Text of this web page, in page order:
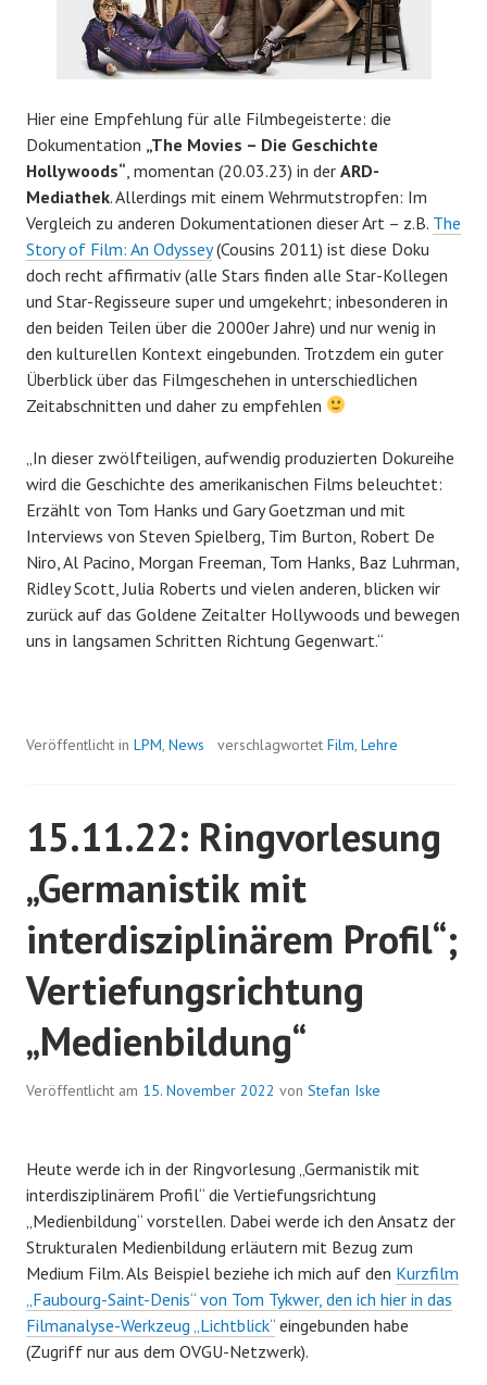
Hier eine Empfehlung für alle Filmbegeisterte: die
Dokumentation „The Movies – Die Geschichte
Hollywoods“ , momentan (20.03.23) in der ARD-
Mediathek. Allerdings mit einem Wehrmutstropfen: Im
Vergleich zu anderen Dokumentationen dieser Art – z.B. The
Story of Film: An Odyssey(Cousins 2011) ist diese Doku
doch recht affirmativ (alle Stars finden alle Star-Kollegen
und Star-Regisseure super und umgekehrt; inbesonderen in
den beiden Teilen über die 2000er Jahre) und nur wenig in
den kulturellen Kontext eingebunden. Trotzdem ein guter
Überblick über das Filmgeschehen in unterschiedlichen
Zeitabschnitten und daher zu empfehlen
„In dieser zwölfteiligen, aufwendig produzierten Dokureihe
wird die Geschichte des amerikanischen Films beleuchtet:
Erzählt von Tom Hanks und Gary Goetzman und mit
Interviews von Steven Spielberg, Tim Burton, Robert De
Niro, Al Pacino, Morgan Freeman, Tom Hanks, Baz Luhrman,
Ridley Scott, Julia Roberts und vielen anderen, blicken wir
zurück auf das Goldene Zeitalter Hollywoods und bewegen
uns in langsamen Schritten Richtung Gegenwart.“
Veröffentlicht in LPM, News verschlagwortet Film, Lehre
15.11.22: Ringvorlesung
„Germanistik mit
interdisziplinärem Profil“;
Vertiefungsrichtung
„Medienbildung“
Veröffentlicht am 15. November 2022 von Stefan Iske
Heute werde ich in der Ringvorlesung „Germanistik mit
interdisziplinärem Profil“ die Vertiefungsrichtung
„Medienbildung“ vorstellen. Dabei werde ich den Ansatz der
Strukturalen Medienbildung erläutern mit Bezug zum
Medium Film. Als Beispiel beziehe ich mich auf den Kurzfilm
„Faubourg-Saint-Denis“ von Tom Tykwer, den ich hier in das
Filmanalyse-Werkzeug „Lichtblick“ eingebunden habe
(Zugriff nur aus dem OVGU-Netzwerk).